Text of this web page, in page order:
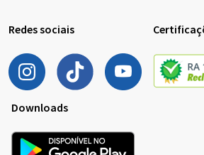
Redes sociais
Downloads